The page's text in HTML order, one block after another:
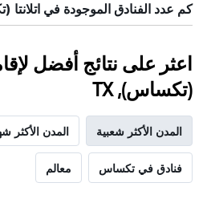
كم عدد الفنادق الموجودة في
اعثر على نتائج أفضل
(تكساس), TX
المدن الأكثر شعبية المدن الأكثر
فنادق في تكساس معالم